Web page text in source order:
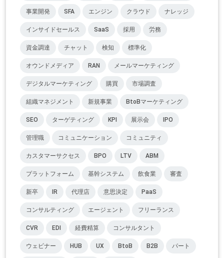
事業開発 SFA エンジン クラウド ナレッジ
インサイドセールス SaaS 採用 労務
資金調達 チャット 検知 標準化
オウンドメディア RAN メールマーケティング
デジタルマーケティング 購買 市場調査
組織マネジメント 新規事業 BtoBマーケティング
SEO ターゲティング KPI 展示会 IPO
管理職 コミュニケーション コミュニティ
カスタマーサクセス BPO LTV ABM
プラットフォーム 基幹システム 飲食業 審査
新卒 IR 代理店 意思決定 PaaS
コンサルティング エージェント フリーランス
CVR EDI 経費精算 コンサルタント
ウェビナー HUB UX BtoB B2B パート